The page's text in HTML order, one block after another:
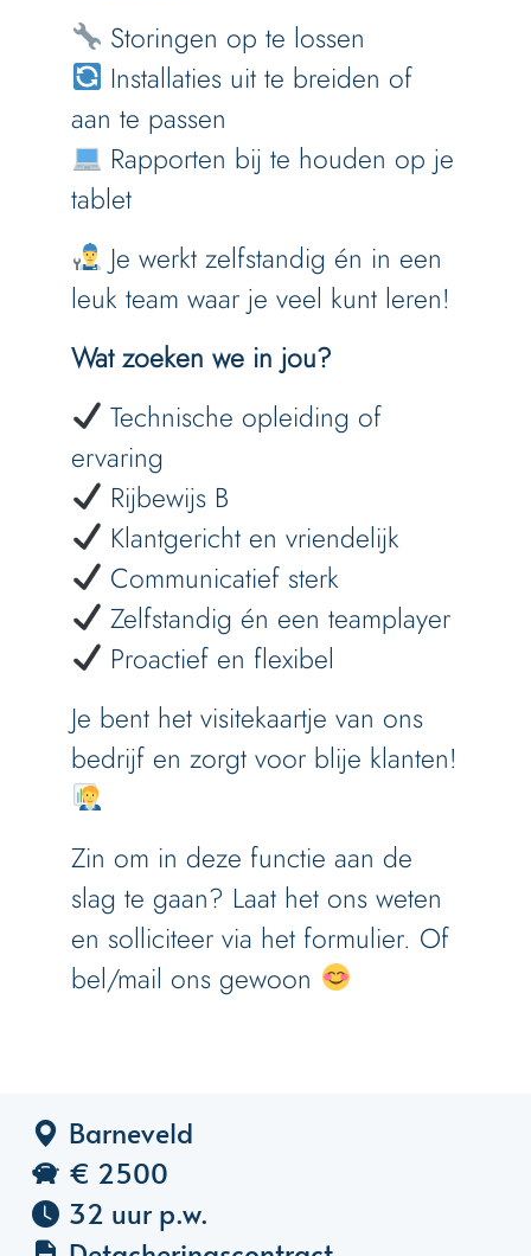
Storingen op te lossen
Installaties uit te breiden of
aan te passen
Rapporten bij te houden op je
tablet
Je werkt zelfstandig én in een
leuk team waar je veel kunt leren!
Wat zoeken we in jou?
Technische opleiding of
ervaring
Rijbewijs B
Klantgericht en vriendelijk
Communicatief sterk
Zelfstandig én een teamplayer
Proactief en flexibel
Je bent het visitekaartje van ons
bedrijf en zorgt voor blije klanten!
Zin om in deze functie aan de
slag te gaan? Laat het ons weten
en solliciteer via het formulier. Of
bel/mail ons gewoon
Barneveld
€ 2500
32 uur p.w.